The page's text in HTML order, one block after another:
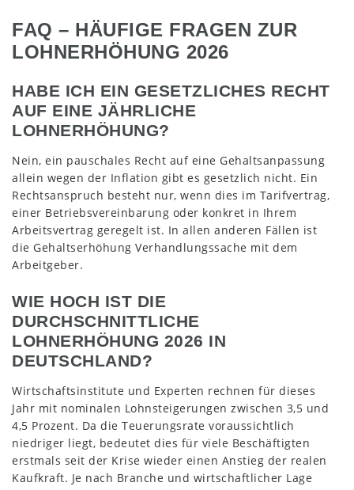
FAQ – HÄUFIGE FRAGEN ZUR
LOHNERHÖHUNG 2026
HABE ICH EIN GESETZLICHES RECHT
AUF EINE JÄHRLICHE
LOHNERHÖHUNG?
Nein, ein pauschales Recht auf eine Gehaltsanpassung
allein wegen der Inflation gibt es gesetzlich nicht. Ein
Rechtsanspruch besteht nur, wenn dies im Tarifvertrag,
einer Betriebsvereinbarung oder konkret in Ihrem
Arbeitsvertrag geregelt ist. In allen anderen Fällen ist
die Gehaltserhöhung Verhandlungssache mit dem
Arbeitgeber.
WIE HOCH IST DIE
DURCHSCHNITTLICHE
LOHNERHÖHUNG 2026 IN
DEUTSCHLAND?
Wirtschaftsinstitute und Experten rechnen für dieses
Jahr mit nominalen Lohnsteigerungen zwischen 3,5 und
4,5 Prozent. Da die Teuerungsrate voraussichtlich
niedriger liegt, bedeutet dies für viele Beschäftigten
erstmals seit der Krise wieder einen Anstieg der realen
Kaufkraft. Je nach Branche und wirtschaftlicher Lage